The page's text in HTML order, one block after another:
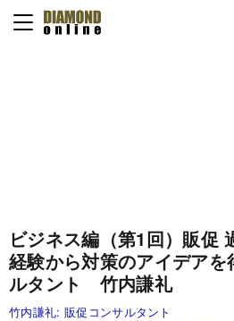
ビジネス編（第1回）販促
経験から対策のアイデアを
ルタント 竹内謙礼
竹内謙礼: 販促コンサルタント